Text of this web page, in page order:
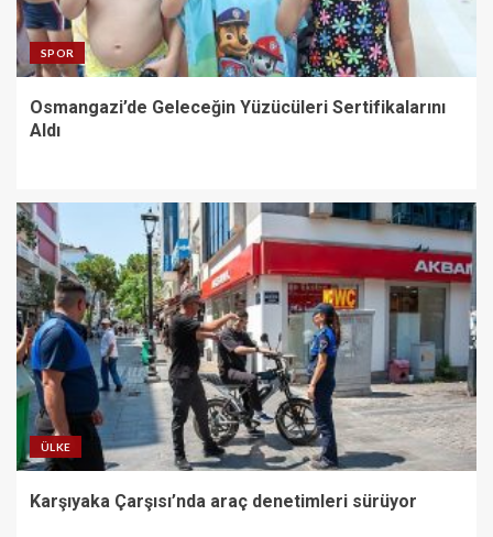
SPOR
Osmangazi’de Geleceğin Yüzücüleri Sertifikalarını
Aldı
ÜLKE
Karşıyaka Çarşısı’nda araç denetimleri sürüyor